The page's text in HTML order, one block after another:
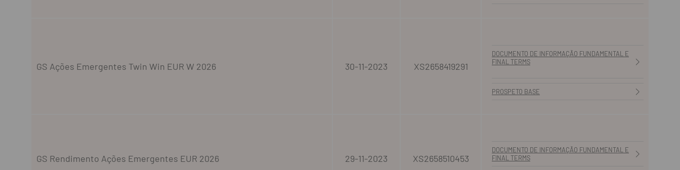
GS Ações Emergentes Twin Win EUR W 2026 30-11-2023 XS2658419291
DOCUMENTO DE INFORMAÇÃO FUNDAMENTAL E
FINAL TERMS
PROSPETO BASE
GS Rendimento Ações Emergentes EUR 2026 29-11-2023 XS2658510453
DOCUMENTO DE INFORMAÇÃO FUNDAMENTAL E
FINAL TERMS